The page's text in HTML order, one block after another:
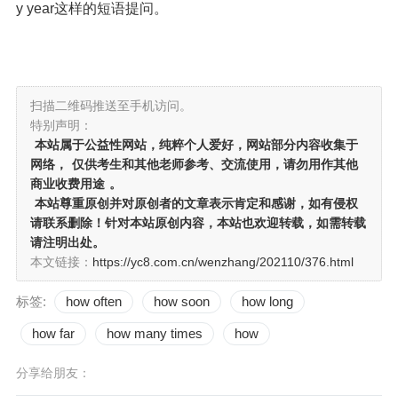
y year这样的短语提问。
扫描二维码推送至手机访问。
特别声明：
本站属于公益性网站，纯粹个人爱好，网站部分内容收集于
网络，
仅供考生和其他老师参考、交流使用，请勿用作其他
商业收费用途 。
本站尊重原创并对原创者的文章表示肯定和感谢，如有侵权
请联系删除！针对本站原创内容，本站也欢迎转载，如需转载
请注明出处。
本文链接： https://yc8.com.cn/wenzhang/202110/376.html
标签: how often how soon how long
how far how many times how
分享给朋友：